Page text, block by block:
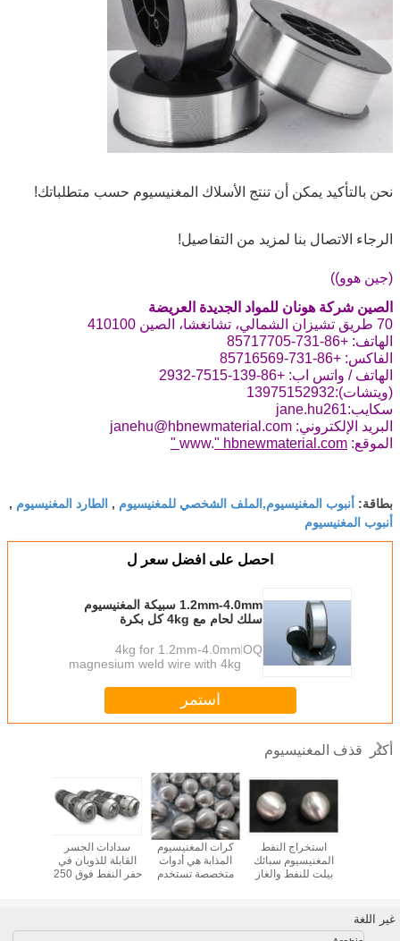
نحن بالتأكيد يمكن أن تنتج الأسلاك المغنيسيوم حسب متطلباتك!
الرجاء الاتصال بنا لمزيد من التفاصيل!
(جين هوو))
الصين شركة هونان للمواد الجديدة العريضة
70 طريق تشيزان الشمالي، تشانغشا، الصين 410100
الهاتف: +86-731-85717705
الفاكس: +86-731-85716569
الهاتف / واتس اب: +86-139-7515-2932
(ويتشات):13975152932
سكايب:jane.hu261
البريد الإلكتروني: janehu@hbnewmaterial.com
الموقع: www. " hbnewmaterial.com "
بطاقة: أنبوب المغنيسيوم,الملف الشخصي للمغنيسيوم , الطارد المغنيسيوم ,
أنبوب المغنيسيوم
احصل على افضل سعر ل
1.2mm-4.0mm سبيكة المغنيسيوم
سلك لحام مع 4kg كل بكرة
MOQ：
4kg for 1.2mm-4.0mm
magnesium weld wire with 4kg
استمر
أكثر قذف المغنيسيوم
سدادات الجسر
القابلة للذوبان في
حفر النفط فوق 250
كرات المغنيسيوم
المذابة هي أدوات
متخصصة تستخدم
استخراج النفط
المغنيسيوم سبائك
بيلت للنفط والغاز
Mpa كرة
غير اللغة